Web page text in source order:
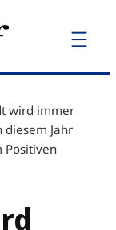
wird immer
diesem Jahr
Positiven